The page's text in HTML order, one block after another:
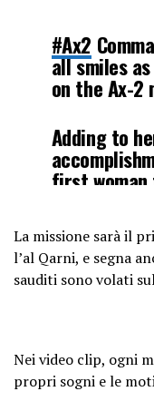
#Ax2
all smiles
on the Ax-2
Adding to
first woman
— Axiom
23, 2023
La missione sarà il
l’al Qarni, e segna
sauditi sono volati
Nei video clip, ogni
propri sogni e le